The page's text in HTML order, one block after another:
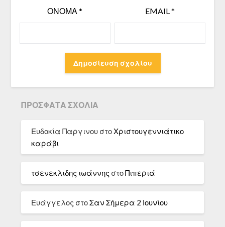
ΌΝΟΜΑ* EMAIL*
ΠΡΌΣΦΑΤΑ ΣΧΌΛΙΑ
Ευδοκία Παργινου στοΧριστουγεννιάτικο
καράβι
τσενεκλιδης ιωάννης στοΠιπεριά
Ευάγγελος στοΣαν Σήμερα 2 Ιουνίου